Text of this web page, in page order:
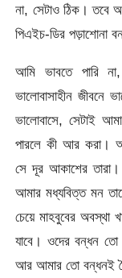
না, সেটাও ঠিক। তবে
পিএইচ-ডির পড়াশোনা
আমি ভাবতে পারি
ভালোবাসাহীন জীবনে
ভালোবাসে, সেটাই
পারলে কী আর করা।
সে দূর আকাশের তারা।
আমার মধ্যবিত্ত মন
চেয়ে মাহবুবের অবস্থা
যাবে। ওদের বন্ধন
আর আমার তো বন্ধনই